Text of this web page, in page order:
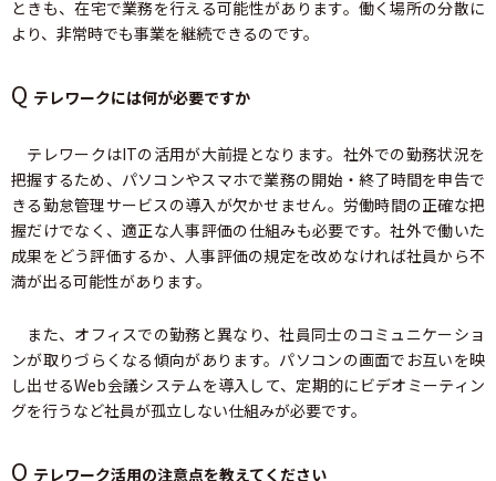
ときも、在宅で業務を行える可能性があります。働く場所の分散に
より、非常時でも事業を継続できるのです。
Q テレワークには何が必要ですか
テレワークはITの活用が大前提となります。社外での勤務状況を
把握するため、パソコンやスマホで業務の開始・終了時間を申告で
きる勤怠管理サービスの導入が欠かせません。労働時間の正確な把
握だけでなく、適正な人事評価の仕組みも必要です。社外で働いた
成果をどう評価するか、人事評価の規定を改めなければ社員から不
満が出る可能性があります。
また、オフィスでの勤務と異なり、社員同士のコミュニケーショ
ンが取りづらくなる傾向があります。パソコンの画面でお互いを映
し出せるWeb会議システムを導入して、定期的にビデオミーティン
グを行うなど社員が孤立しない仕組みが必要です。
Q テレワーク活用の注意点を教えてください